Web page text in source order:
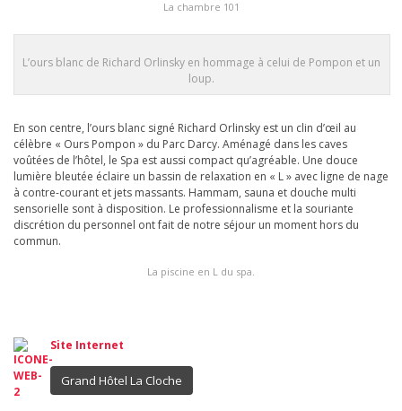
La chambre 101
L’ours blanc de Richard Orlinsky en hommage à celui de Pompon et un
loup.
En son centre, l’ours blanc signé Richard Orlinsky est un clin d’œil au
célèbre « Ours Pompon » du Parc Darcy. Aménagé dans les caves
voûtées de l’hôtel, le Spa est aussi compact qu’agréable. Une douce
lumière bleutée éclaire un bassin de relaxation en « L » avec ligne de nage
à contre-courant et jets massants. Hammam, sauna et douche multi
sensorielle sont à disposition. Le professionnalisme et la souriante
discrétion du personnel ont fait de notre séjour un moment hors du
commun.
La piscine en L du spa.
Site Internet
Grand Hôtel La Cloche